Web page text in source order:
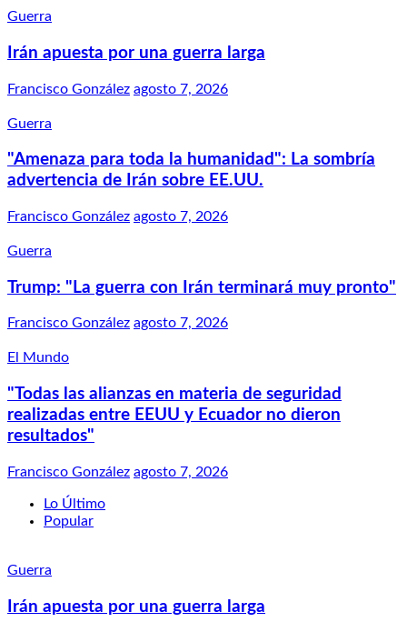
Guerra
Irán apuesta por una guerra larga
Francisco González agosto 7, 2026
Guerra
"Amenaza para toda la humanidad": La sombría
advertencia de Irán sobre EE.UU.
Francisco González agosto 7, 2026
Guerra
Trump: "La guerra con Irán terminará muy pronto"
Francisco González agosto 7, 2026
El Mundo
"Todas las alianzas en materia de seguridad
realizadas entre EEUU y Ecuador no dieron
resultados"
Francisco González agosto 7, 2026
Lo Último
Popular
Guerra
Irán apuesta por una guerra larga